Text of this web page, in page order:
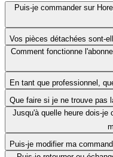
Puis-je commander sur
Vos pièces détachées sont-
Comment fonctionne
En tant que professionnel,
Que faire si je ne trouve pas
Jusqu'à quelle heure dois-je
Puis-je modifier ma